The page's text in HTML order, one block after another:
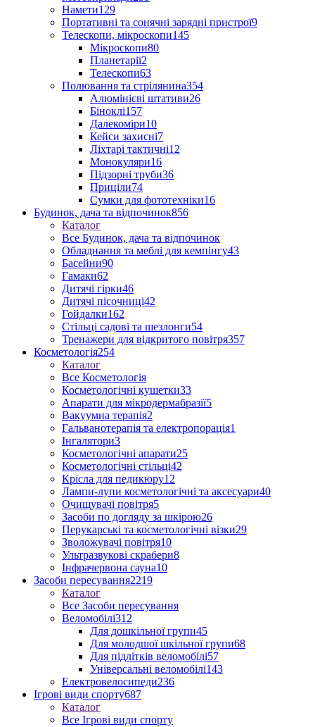
Намети129
Портативні та сонячні зарядні пристрої9
Телескопи, мікроскопи145
Мікроскопи80
Планетарії2
Телескопи63
Полювання та стрілянина354
Алюмінієві штативи26
Біноклі157
Далекоміри10
Кейси захисні7
Ліхтарі тактичні12
Монокуляри16
Підзорні труби36
Приціли74
Сумки для фототехніки16
Будинок, дача та відпочинок856
Каталог
Все Будинок, дача та відпочинок
Обладнання та меблі для кемпінгу43
Басейни90
Гамаки62
Дитячі гірки46
Дитячі пісочниці42
Гойдалки162
Стільці садові та шезлонги54
Тренажери для відкритого повітря357
Косметологія254
Каталог
Все Косметологія
Косметологічні кушетки33
Апарати для мікродермабразії5
Вакуумна терапія2
Гальванотерапія та електропорація1
Інгалятори3
Косметологічні апарати25
Косметологічні стільці42
Крісла для педикюру12
Лампи-лупи косметологічні та аксесуари40
Очищувачі повітря5
Засоби по догляду за шкірою26
Перукарські та косметологічні візки29
Зволожувачі повітря10
Ультразвукові скрабери8
Інфрачервона сауна10
Засоби пересування2219
Каталог
Все Засоби пересування
Веломобілі312
Для дошкільної групи45
Для молодшої шкільної групи68
Для підлітків веломобілі57
Універсальні веломобілі143
Електровелосипеди236
Ігрові види спорту687
Каталог
Все Ігрові види спорту